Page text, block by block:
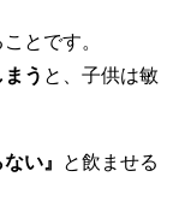
とです。
う と、子供は敏
い』
と飲ませる